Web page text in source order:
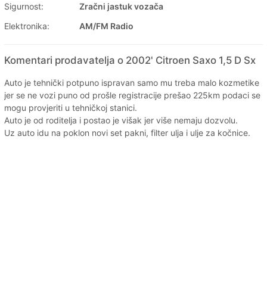
Sigurnost:
Zračni jastuk vozača
Elektronika:
AM/FM Radio
Komentari prodavatelja o 2002' Citroen Saxo 1,5 D Sx
Auto je tehnički potpuno ispravan samo mu treba malo kozmetike
jer se ne vozi puno od prošle registracije prešao 225km podaci se
mogu provjeriti u tehničkoj stanici.
Auto je od roditelja i postao je višak jer više nemaju dozvolu.
Uz auto idu na poklon novi set pakni, filter ulja i ulje za kočnice.